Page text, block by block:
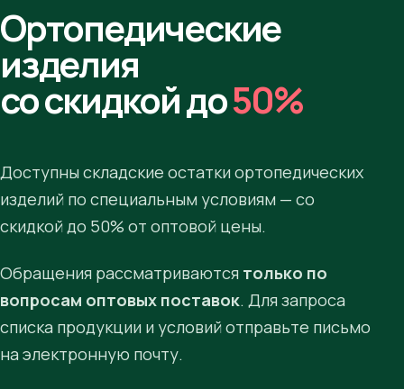
Ортопедические
изделия
со скидкой до50%
Доступны складские остатки ортопедических
изделий по специальным условиям — со
скидкой до 50% от оптовой цены.
Обращения рассматриваются только по
вопросам оптовых поставок. Для запроса
списка продукции и условий отправьте письмо
на электронную почту.